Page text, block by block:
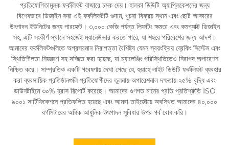
প্রতিযোগিতামূলক ফর্কলিফট বাজারে চমক দেয়। হালকা ডিউটি অ্যাপ্লিকেশনের জন্য
বিশেষভাবে ডিজাইন করা এই ফর্কলিফটটি গুদাম, খুচরা বিক্রয় স্থান এবং ছোট আকারের
উৎপাদন ইউনিটের জন্য পারফেক্ট। ৩,০০০ কেজি পর্যন্ত লিফটিং ক্ষমতা এবং কমপ্যাক্ট ডিজাইন
সহ, এটি সংকীর্ণ স্থানে সহজেই ম্যানেউভার করতে পারে, যা শহুরে পরিবেশের জন্য আদর্শ।
আমাদের ফর্কলিফটগুলিতে অগ্রসরমান নিরাপত্তা বৈশিষ্ট্য যেমন স্বয়ংক্রিয় ব্রেকিং সিস্টেম এবং
স্থিতিশীলতা নিয়ন্ত্রণ সহ সজ্জিত করা হয়েছে, যা চ্যালেঞ্জিং পরিস্থিতিতেও নিরাপদ অপারেশন
নিশ্চিত করে। সাম্প্রতিক একটি গবেষণায় দেখা গেছে যে, হুয়াহে লাইট ডিউটি ফর্কলিফট ব্যবহার
করা ব্যবসায়িক প্রতিষ্ঠানগুলি প্রতিযোগীদের তুলনায় অপারেশনাল দক্ষতায় ২৫% বৃদ্ধি এবং
ডাউনটাইমে ৩০% হ্রাস রিপোর্ট করেছে। আমাদের গুণগত মানের প্রতি প্রতিশ্রুতি ISO
৯০০১ সার্টিফিকেশনে প্রতিফলিত হয়েছে এবং আমরা তাইজৌয়ে অবস্থিত আমাদের ৪০,০০০
বর্গমিটারের অধিক আধুনিক উৎপাদন সুবিধার উপর গর্ব বোধ করি।